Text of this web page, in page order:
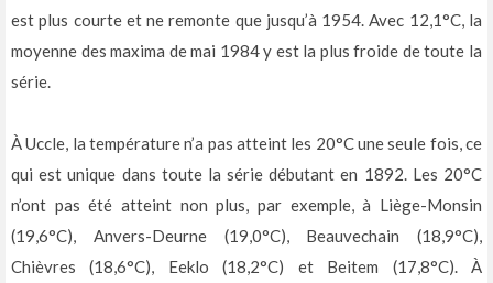
est plus courte et ne remonte que jusqu’à 1954. Avec 12,1°C, la
moyenne des maxima de mai 1984 y est la plus froide de toute la
série.
À Uccle, la température n’a pas atteint les 20°C une seule fois, ce
qui est unique dans toute la série débutant en 1892. Les 20°C
n’ont pas été atteint non plus, par exemple, à Liège-Monsin
(19,6°C), Anvers-Deurne (19,0°C), Beauvechain (18,9°C),
Chièvres (18,6°C), Eeklo (18,2°C) et Beitem (17,8°C). À